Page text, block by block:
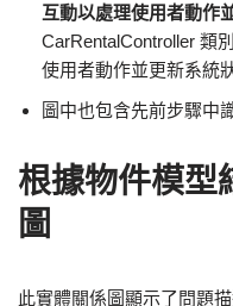
互動以處理使用者動作
CarRentalController 類
使用者動作並更新系統
圖中也包含先前步驟中
根據物件模型
圖
此實體關係圖顯示了問題